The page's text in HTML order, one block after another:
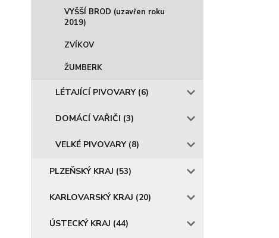
VYŠŠÍ BROD (uzavřen roku
2019)
ZVÍKOV
ŽUMBERK
LÉTAJÍCÍ PIVOVARY (6)
DOMÁCÍ VAŘIČI (3)
VELKÉ PIVOVARY (8)
PLZEŇSKÝ KRAJ (53)
KARLOVARSKÝ KRAJ (20)
ÚSTECKÝ KRAJ (44)